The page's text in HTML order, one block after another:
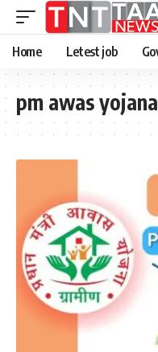
Home Letest job
pm awas